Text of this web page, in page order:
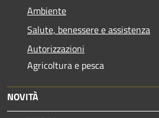
Ambiente
Salute, benessere e assistenza
Autorizzazioni
Agricoltura e pesca
NOVITÀ